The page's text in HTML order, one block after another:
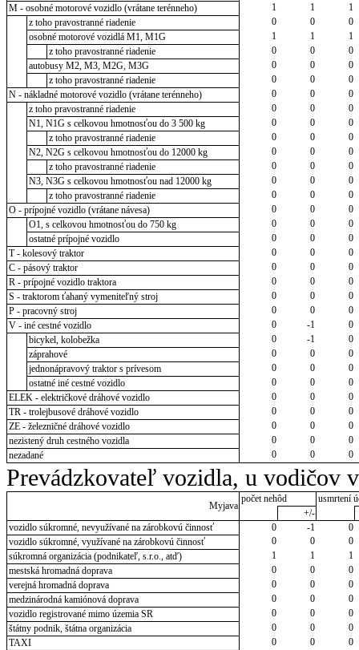
M - osobné motorové vozidlo (vrátane terénneho)
1 1
1
z toho pravostranné riadenie
0 0
0
osobné motorové vozidlá M1, M1G
1 1
1
z toho pravostranné riadenie
0 0
0
autobusy M2, M3, M2G, M3G
0 0
0
z toho pravostranné riadenie
0 0
0
N - nákladné motorové vozidlo (vrátane terénneho)
0 0
0
z toho pravostranné riadenie
0 0
0
N1, N1G s celkovou hmotnosťou do 3 500 kg
0 0
0
z toho pravostranné riadenie
0 0
0
N2, N2G s celkovou hmotnosťou do 12000 kg
0 0
0
z toho pravostranné riadenie
0 0
0
N3, N3G s celkovou hmotnosťou nad 12000 kg
0 0
0
z toho pravostranné riadenie
0 0
0
O - prípojné vozidlo (vrátane návesa)
0 0
0
O1, s celkovou hmotnosťou do 750 kg
0 0
0
ostatné prípojné vozidlo
0 0
0
T - kolesový traktor
0 0
0
C - pásový traktor
0 0
0
R - prípojné vozidlo traktora
0 0
0
S - traktorom ťahaný vymeniteľný stroj
0 0
0
P - pracovný stroj
0 0
0
V - iné cestné vozidlo
0 -1
0
bicykel, kolobežka
0 -1
0
záprahové
0 0
0
jednonápravový traktor s prívesom
0 0
0
ostatné iné cestné vozidlo
0 0
0
ELEK - električkové dráhové vozidlo
0 0
0
TR - trolejbusové dráhové vozidlo
0 0
0
ZE - železničné dráhové vozidlo
0 0
0
nezistený druh cestného vozidla
0 0
0
nezadané
0 0 0
Prevádzkovateľ vozidla, u vodičov
Myjava
počet nehôd
usmrtení
+/-
vozidlo súkromné, nevyužívané na zárobkovú činnosť
0 -1
0
vozidlo súkromné, využívané na zárobkovú činnosť
0 0
0
súkromná organizácia (podnikateľ, s.r.o., atď)
1 1
1
mestská hromadná doprava
0 0
0
verejná hromadná doprava
0 0
0
medzinárodná kamiónová doprava
0 0
0
vozidlo registrované mimo územia SR
0 0
0
štátny podnik, štátna organizácia
0 0
0
TAXI
0 0
0